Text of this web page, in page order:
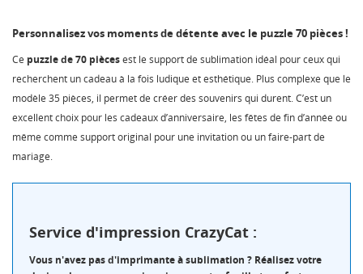
Personnalisez vos moments de détente avec le puzzle 70 pièces !
Ce puzzle de 70 piècesest le support de sublimation idéal pour ceux qui
recherchent un cadeau à la fois ludique et esthétique. Plus complexe que le
modèle 35 pièces, il permet de créer des souvenirs qui durent. C’est un
excellent choix pour les cadeaux d’anniversaire, les fêtes de fin d’année ou
même comme support original pour une invitation ou un faire-part de
mariage.
Service d'impression CrazyCat :
Vous n'avez pas d'imprimante à sublimation ? Réalisez votre